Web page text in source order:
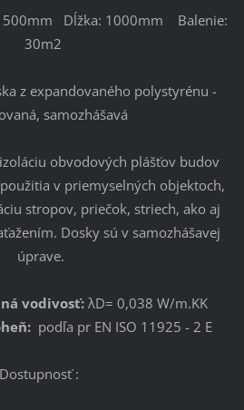
Dĺžka: 1000mm Balenie:
30m2
z expandovaného polystyrénu -
samozhášavá
obvodových plášťov budov
v priemyselných objektoch,
stropov, priečok, striech, ako aj
Dosky sú v samozhášavej
úprave.
vodivosť: λD= 0,038 W/m.KK
podľa pr EN ISO 11925 - 2 E
Dostupnosť :